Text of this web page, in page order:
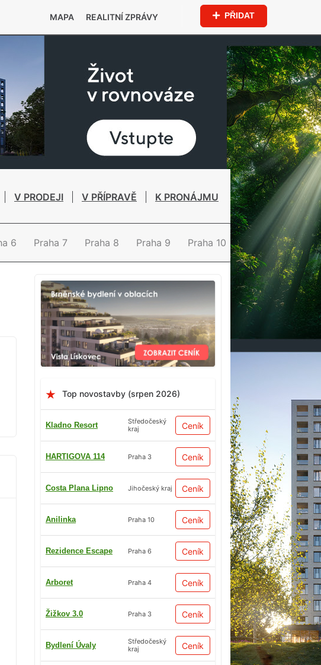
MAPA REALITNÍ ZPRÁVY PŘIDAT
V PRODEJI V PŘÍPRAVĚ K PRONÁJMU
6 Praha 7 Praha 8 Praha 9 Praha 10
Top novostavby (srpen 2026)
Kladno Resort
Středočeský
kraj
Ceník
HARTIGOVA 114 Praha 3 Ceník
Costa Plana Lipno Jihočeský kraj Ceník
Anilinka Praha 10 Ceník
Rezidence Escape Praha 6 Ceník
Arboret Praha 4 Ceník
Žižkov 3.0 Praha 3 Ceník
Bydlení Úvaly
Středočeský
kraj
Ceník